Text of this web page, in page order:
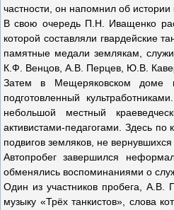
частности, он напомнил об
В свою очередь П.Н. Иващенко
которой составляли гвардейские
памятные медали землякам,
К.Ф. Венцов, А.В. Перцев, Ю.В.
Затем в Мещеряковском доме
подготовленный
небольшой местный
активистами-педагогами. Здесь
подвигов земляков, не
Автопробег завершился
обменялись воспоминаниями о
Один из участников пробега, А.В.
музыку «Трёх танкистов», слова